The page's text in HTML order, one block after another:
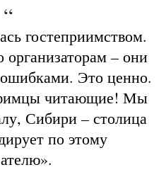
“
гостеприимством.
организаторам – они
Это ценно.
читающие! Мы
Сибири – столица
по этому